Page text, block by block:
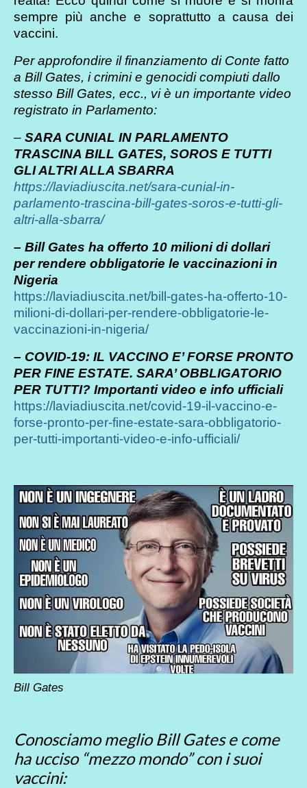
sempre più anche e soprattutto a causa dei
vaccini.
Per approfondire il finanziamento di Conte fatto
a Bill Gates, i crimini e genocidi compiuti dallo
stesso Bill Gates, ecc., vi è un importante video
registrato in Parlamento:
– SARA CUNIAL IN PARLAMENTO
TRASCINA BILL GATES, SOROS E TUTTI
GLI ALTRI ALLA SBARRA
https://laviadiuscita.net/sara-cunial-in-
parlamento-trascina-bill-gates-soros-e-tutti-gli-
altri-alla-sbarra/
– Bill Gates ha offerto 10 milioni di dollari
per rendere obbligatorie le vaccinazioni in
Nigeria
https://laviadiuscita.net/bill-gates-ha-offerto-10-
milioni-di-dollari-per-rendere-obbligatorie-le-
vaccinazioni-in-nigeria/
– COVID-19: IL VACCINO E’ FORSE PRONTO
PER FINE ESTATE. SARA’ OBBLIGATORIO
PER TUTTI? Importanti video e info ufficiali
https://laviadiuscita.net/covid-19-il-vaccino-e-
forse-pronto-per-fine-estate-sara-obbligatorio-
per-tutti-importanti-video-e-info-ufficiali/
Bill Gates
Conosciamo meglio Bill Gates e come
ha ucciso “mezzo mondo” con i suoi
vaccini: